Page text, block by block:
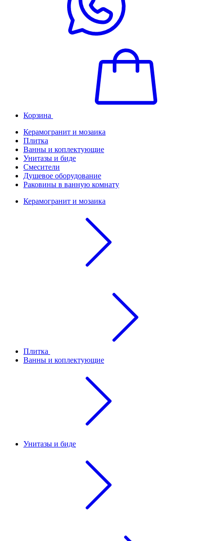
Корзина
Керамогранит и мозаика
Плитка
Ванны и коплектующие
Унитазы и биде
Смесители
Душевое оборудование
Раковины в ванную комнату
Керамогранит и мозаика
Плитка
Ванны и коплектующие
Унитазы и биде